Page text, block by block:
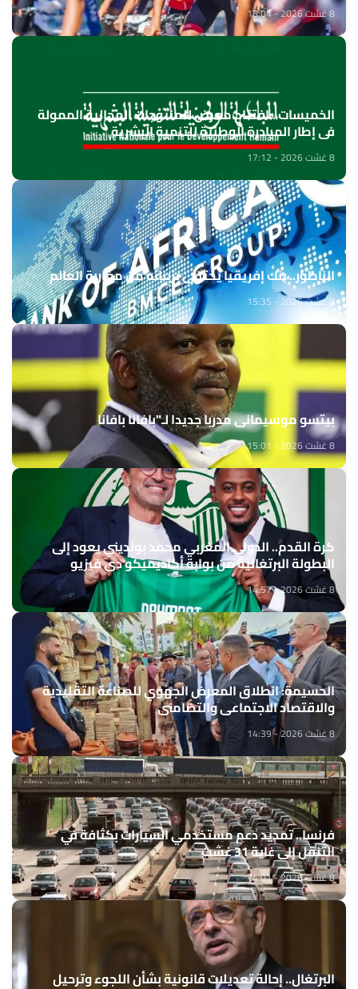
8 غشت 2026 - 18:04
الخميسات ..افتتاح معرض للمنتوجات المجالية الممولة
في إطار المبادرة الوطنية للتنمية البشرية
8 غشت 2026 - 17:12
الناظور.. بنك إفريقيا يحتفي بزبنائه من مغاربة العالم
8 غشت 2026 - 15:35
بيتسو موسيماني مدربا جديدا لـ"بافانا بافانا
8 غشت 2026 - 15:01
كرة القدم.. الدولي المغربي محمد بولديني يعود إلى
البطولة البرتغالية من بوابة أكاديميكو دي فيزيو
8 غشت 2026 - 14:57
الحسيمة: انطلاق المعرض الجهوي للصناعة التقليدية
والاقتصاد الاجتماعي والتضامني
8 غشت 2026 - 14:39
فرنسا.. تمديد دعم مستخدمي السيارات بكثافة في
التنقل إلى غاية 31 غشت
8 غشت 2026 - 14:01
البرتغال.. إحالة تعديلات قانونية بشأن اللجوء وترحيل